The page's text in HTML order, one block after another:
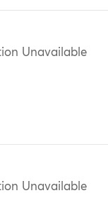
Unavailable
Unavailable